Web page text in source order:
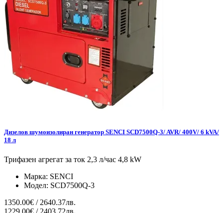
Дизелов шумоизолиран генератор SENCI SCD7500Q-3/ AVR/ 400V/ 6 kVA/
18 л
Трифазен агрегат за ток 2,3 л/час 4,8 kW
Марка: SENCI
Модел: SCD7500Q-3
1350.00€ / 2640.37лв.
1229.00€ / 2403.72лв.